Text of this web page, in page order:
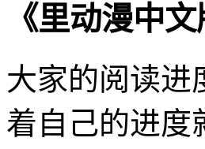
《里动漫中
大家的阅读进
着自己的进度